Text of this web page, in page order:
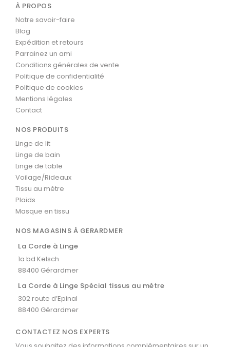
À PROPOS
Notre savoir-faire
Blog
Expédition et retours
Parrainez un ami
Conditions générales de vente
Politique de confidentialité
Politique de cookies
Mentions légales
Contact
NOS PRODUITS
Linge de lit
Linge de bain
Linge de table
Voilage/Rideaux
Tissu au mètre
Plaids
Masque en tissu
NOS MAGASINS À GERARDMER
La Corde à Linge
1a bd Kelsch
88400 Gérardmer
La Corde à Linge Spécial tissus au mètre
302 route d’Epinal
88400 Gérardmer
CONTACTEZ NOS EXPERTS